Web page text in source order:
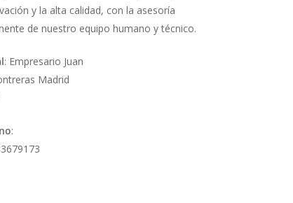
y la alta calidad, con la asesoría
de nuestro equipo humano y técnico.
: Empresario Juan
Madrid
: